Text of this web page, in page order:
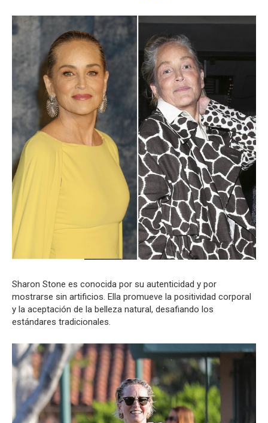
Sharon Stone es conocida por su autenticidad y por
mostrarse sin artificios. Ella promueve la positividad corporal
y la aceptación de la belleza natural, desafiando los
estándares tradicionales.